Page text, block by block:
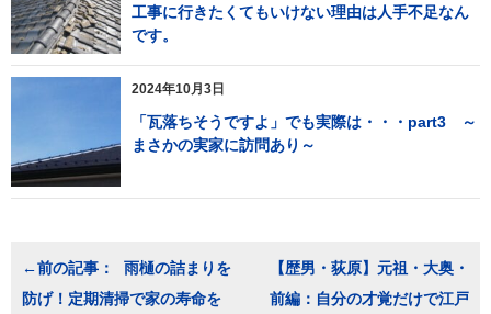
工事に行きたくてもいけない理由は人手不足なん
です。
2024年10月3日
「瓦落ちそうですよ」でも実際は・・・part3 ～
まさかの実家に訪問あり～
ナ
雨樋の詰まりを
防げ！定期清掃で家の寿命を
【歴男・荻原】元祖・大奥・
前編：自分の才覚だけで江戸